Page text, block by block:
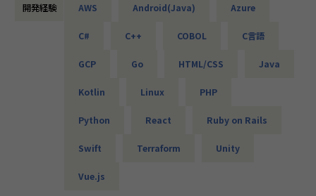
└日常的に連絡しやすく、安心して話せる関係性を構築。
・トラブル時は当日中に対応
・勉強会・交流会を年2回実施
【業務の変更の範囲】
会社の定める範囲
にも柔軟に対応しています。
◆マネジメントにも挑戦したい方へ
回の面談を通じて方向性を確認しながら、段階的にマネジメ
ら活躍している社員も多数。女性管理職も在籍しており、年
齢や性別を問わずフェアに評価される環境です。
＜チーム組織構成＞
開発経験 AWS Android(Java) Azure
C# C++ COBOL C言語
GCP Go HTML/CSS Java
Kotlin Linux PHP
Python React Ruby on Rails
Swift Terraform Unity
Vue.js